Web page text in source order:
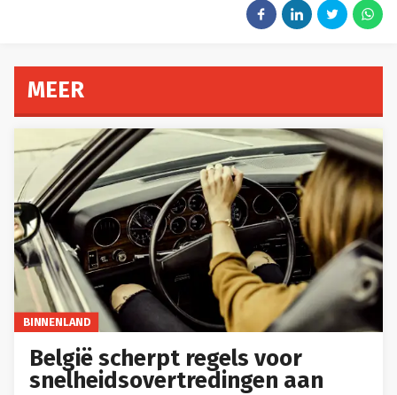
MEER
BINNENLAND
België scherpt regels voor
snelheidsovertredingen aan